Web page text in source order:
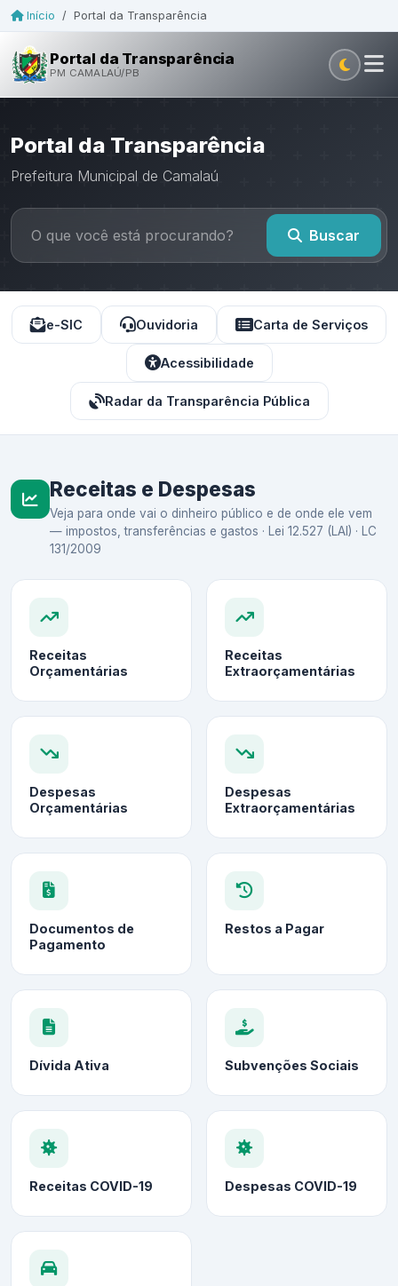
Início / Portal da Transparência
Portal da Transparência
PM CAMALAÚ/PB
Portal da Transparência
Prefeitura Municipal de Camalaú
Buscar
e-SIC Ouvidoria Carta de Serviços
Acessibilidade
Radar da Transparência Pública
Receitas e Despesas
Veja para onde vai o dinheiro público e de onde ele vem
— impostos, transferências e gastos · Lei 12.527 (LAI) · LC
131/2009
Receitas
Orçamentárias
Receitas
Extraorçamentárias
Despesas
Orçamentárias
Despesas
Extraorçamentárias
Documentos de
Pagamento
Restos a Pagar
Dívida Ativa Subvenções Sociais
Receitas COVID-19 Despesas COVID-19